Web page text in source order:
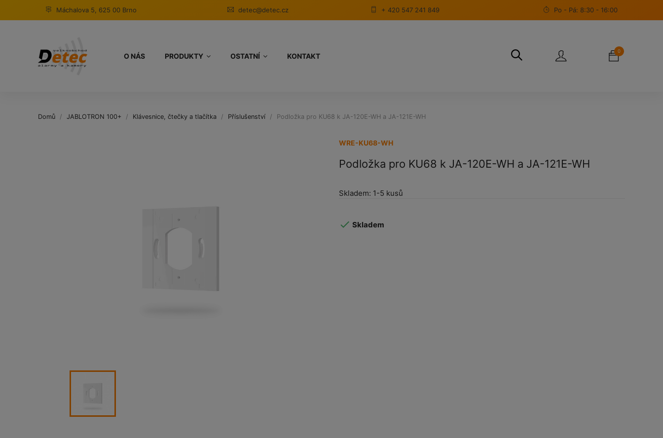
Máchalova 5, 625 00 Brno detec@detec.cz + 420 547 241 849 Po - Pá: 8:30 - 16:00
O NÁS PRODUKTY OSTATNÍ KONTAKT
0
Domů JABLOTRON 100+ Klávesnice, čtečky a tlačítka Příslušenství Podložka pro KU68 k JA-120E-WH a JA-121E-WH
WRE-KU68-WH
Podložka pro KU68 k JA-120E-WH a JA-121E-WH
Skladem: 1-5 kusů
 Skladem